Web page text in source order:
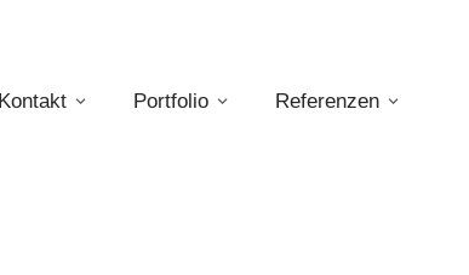
Kontakt Portfolio Referenzen